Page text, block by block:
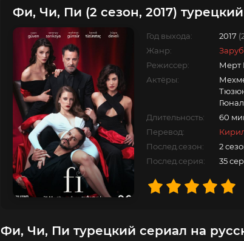
Фи, Чи, Пи (2 сезон, 2017)
Год выхода: 2017
Жанр:
Режиссер:
Мерт
Актёры:
Длительность:
60
Перевод:
Послед.сезон:
2
Послед.серия:
35
Фи, Чи, Пи турецкий сериал на